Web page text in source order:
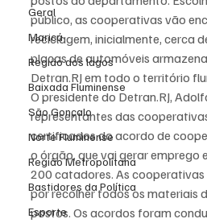
Geral
Maricá
Região dos lagos
Baixada Fluminense
São Gonçalo
Norte Fluminense
Região Metropolitana
Bastidores da Política
Esporte
público, as cooperativas vão
reciclagem, inicialmente, cerca
placas de automóveis
Detran.RJ em todo o território
O presidente do Detran.RJ,
representantes das
certificados do acordo de
o órgão, que vai gerar emprego
200 catadores. As
por recolher todos os materiais
postos. Os acordos foram